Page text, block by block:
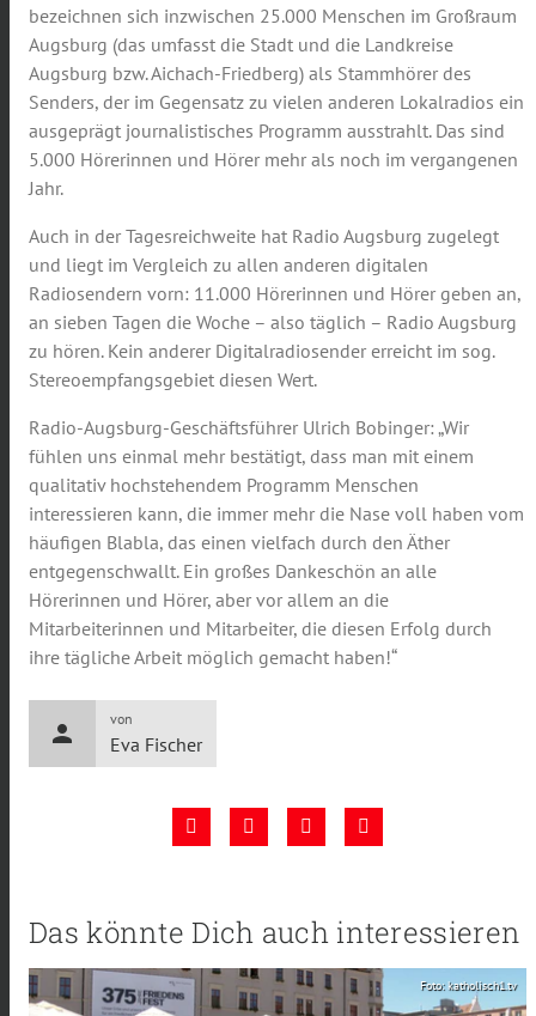
bezeichnen sich inzwischen 25.000 Menschen im Großraum
Augsburg (das umfasst die Stadt und die Landkreise
Augsburg bzw. Aichach-Friedberg) als Stammhörer des
Senders, der im Gegensatz zu vielen anderen Lokalradios ein
ausgeprägt journalistisches Programm ausstrahlt. Das sind
5.000 Hörerinnen und Hörer mehr als noch im vergangenen
Jahr.
Auch in der Tagesreichweite hat Radio Augsburg zugelegt
und liegt im Vergleich zu allen anderen digitalen
Radiosendern vorn: 11.000 Hörerinnen und Hörer geben an,
an sieben Tagen die Woche – also täglich – Radio Augsburg
zu hören. Kein anderer Digitalradiosender erreicht im sog.
Stereoempfangsgebiet diesen Wert.
Radio-Augsburg-Geschäftsführer Ulrich Bobinger: „Wir
fühlen uns einmal mehr bestätigt, dass man mit einem
qualitativ hochstehendem Programm Menschen
interessieren kann, die immer mehr die Nase voll haben vom
häufigen Blabla, das einen vielfach durch den Äther
entgegenschwallt. Ein großes Dankeschön an alle
Hörerinnen und Hörer, aber vor allem an die
Mitarbeiterinnen und Mitarbeiter, die diesen Erfolg durch
ihre tägliche Arbeit möglich gemacht haben!“
person
von
Eva Fischer
Das könnte Dich auch interessieren
Foto: katholisch1.tv